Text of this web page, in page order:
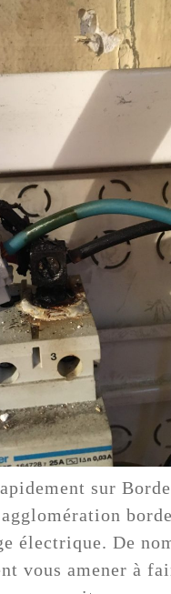
sur
électrique. De
vous amener à